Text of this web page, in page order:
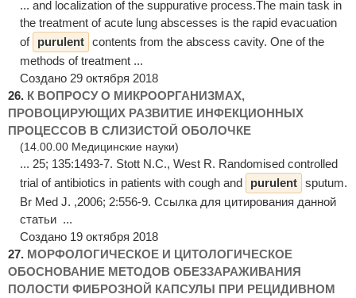
... and localization of the suppurative process.The main task in
the treatment of acute lung abscesses is the rapid evacuation
of purulent contents from the abscess cavity. One of the
methods of treatment ...
Создано 29 октября 2018
26. К ВОПРОСУ О МИКРООРГАНИЗМАХ,
ПРОВОЦИРУЮЩИХ РАЗВИТИЕ ИНФЕКЦИОННЫХ
ПРОЦЕССОВ В СЛИЗИСТОЙ ОБОЛОЧКЕ
(14.00.00 Медицинские науки)
... 25; 135:1493-7. Stott N.C., West R. Randomised controlled
trial of antibiotics in patients with cough and
purulent sputum.
Br Med J. ,2006; 2:556-9. Ссылка для цитирования данной
статьи ...
Создано 19 октября 2018
27. МОРФОЛОГИЧЕСКОЕ И ЦИТОЛОГИЧЕСКОЕ
ОБОСНОВАНИЕ МЕТОДОВ ОБЕЗЗАРАЖИВАНИЯ
ПОЛОСТИ ФИБРОЗНОЙ КАПСУЛЫ ПРИ РЕЦИДИВНОМ